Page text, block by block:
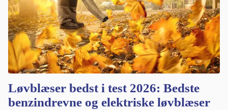
Løvblæser bedst i test 2026: Bedste
benzindrevne og elektriske løvblæser